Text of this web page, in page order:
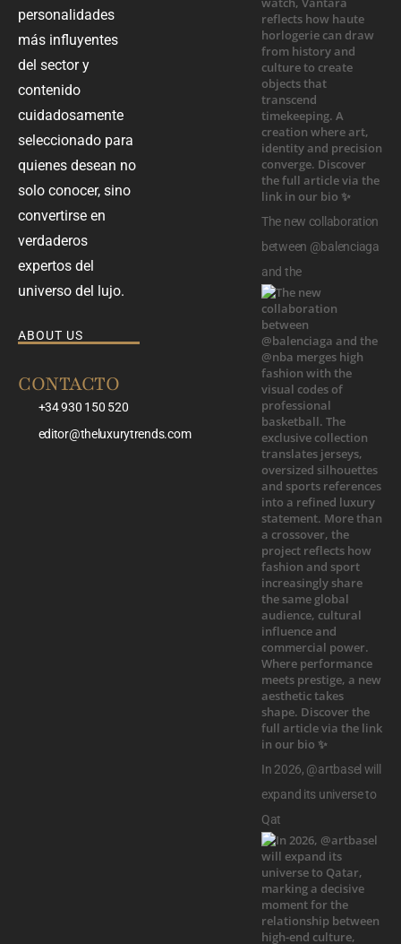
personalidades
más influyentes
del sector y
contenido
cuidadosamente
seleccionado para
quienes desean no
solo conocer, sino
convertirse en
verdaderos
expertos del
universo del lujo.
ABOUT US
CONTACTO
+34 930 150 520
editor@theluxurytrends.com
The new collaboration
between @balenciaga
and the
In 2026, @artbasel will
expand its universe to
Qat